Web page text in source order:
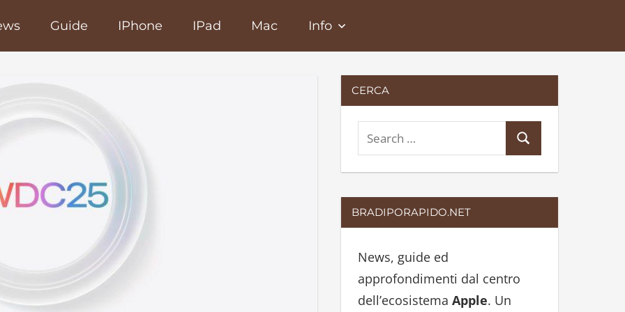
Guide IPhone IPad Mac Info
CERCA
e
a
r
c
f
o
r
e
c
BRADIPORAPIDO.NET
News, guide ed
approfondimenti dal centro
dell’ecosistema Apple. Un